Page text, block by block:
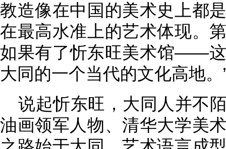
教造像在中国的美术史上都
在最高水准上的艺术体现。
如果有了忻东旺美术馆——
大同的一个当代的文化高地。
说起忻东旺，大同人并不
油画领军人物、清华大学美